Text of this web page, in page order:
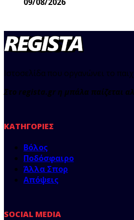
Ιστοσελίδα που οργανώνει το
Στο regista.gr η μπάλα παίζεται
ΚΑΤΗΓΟΡΊΕΣ
Βόλος
Ποδόσφαιρο
Άλλα Σπορ
Απόψεις
SOCIAL MEDIA